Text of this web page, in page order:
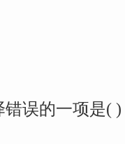
误的一项是( )